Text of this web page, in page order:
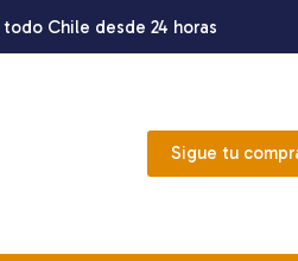
todo Chile desde 24 horas
Sigue tu